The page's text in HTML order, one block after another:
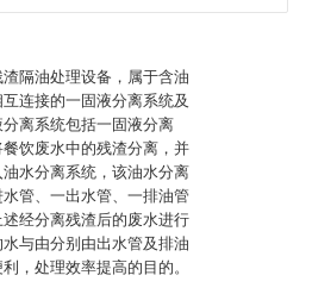
隔油处理设备，属于含油
连接的一固液分离系统及
离系统包括一固液分离
饮废水中的残渣分离，并
水分离系统，该油水分离
管、一出水管、一排油管
经分离残渣后的废水进行
与由分别由出水管及排油
，处理效率提高的目的。